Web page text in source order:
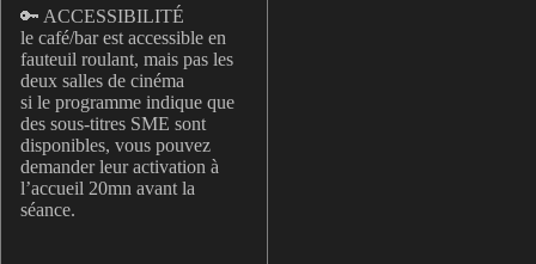
🔑 ACCESSIBILITÉ
le café/bar est accessible en
fauteuil roulant, mais pas les
deux salles de cinéma
si le programme indique que
des sous-titres SME sont
disponibles, vous pouvez
demander leur activation à
l’accueil 20mn avant la
séance.